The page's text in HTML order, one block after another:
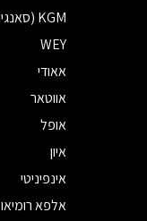
KGM (סאנגיונג)
WEY
אאודי
אווטאר
אופל
איון
אינפיניטי
אלפא רומיאו